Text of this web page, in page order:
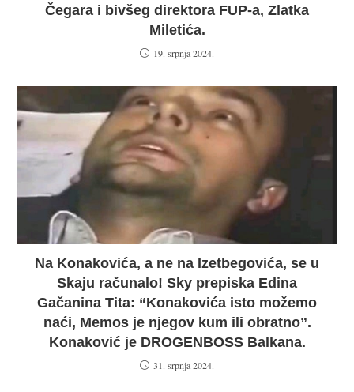
Čegara i bivšeg direktora FUP-a, Zlatka
Miletića.
19. srpnja 2024.
Na Konakovića, a ne na Izetbegovića, se u
Skaju računalo! Sky prepiska Edina
Gačanina Tita: “Konakovića isto možemo
naći, Memos je njegov kum ili obratno”.
Konaković je DROGENBOSS Balkana.
31. srpnja 2024.